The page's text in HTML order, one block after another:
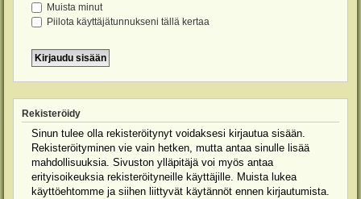
Muista minut
Piilota käyttäjätunnukseni tällä kertaa
Rekisteröidy
Sinun tulee olla rekisteröitynyt voidaksesi kirjautua sisään.
Rekisteröityminen vie vain hetken, mutta antaa sinulle lisää
mahdollisuuksia. Sivuston ylläpitäjä voi myös antaa
erityisoikeuksia rekisteröityneille käyttäjille. Muista lukea
käyttöehtomme ja siihen liittyvät käytännöt ennen kirjautumista.